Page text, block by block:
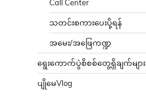
Call Center
သတင်းစကားပေးပို့ရန်
အမေး/အဖြေကဏ္ဍ
ရွေးကောက်ပွဲစိစစ်တွေ့ရှိချက်များ
ပျိုမေVlog